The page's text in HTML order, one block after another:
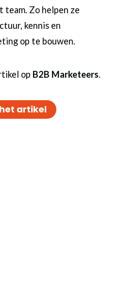
team. Zo helpen ze
kennis en
op te bouwen.
op B2B Marketeers.
artikel